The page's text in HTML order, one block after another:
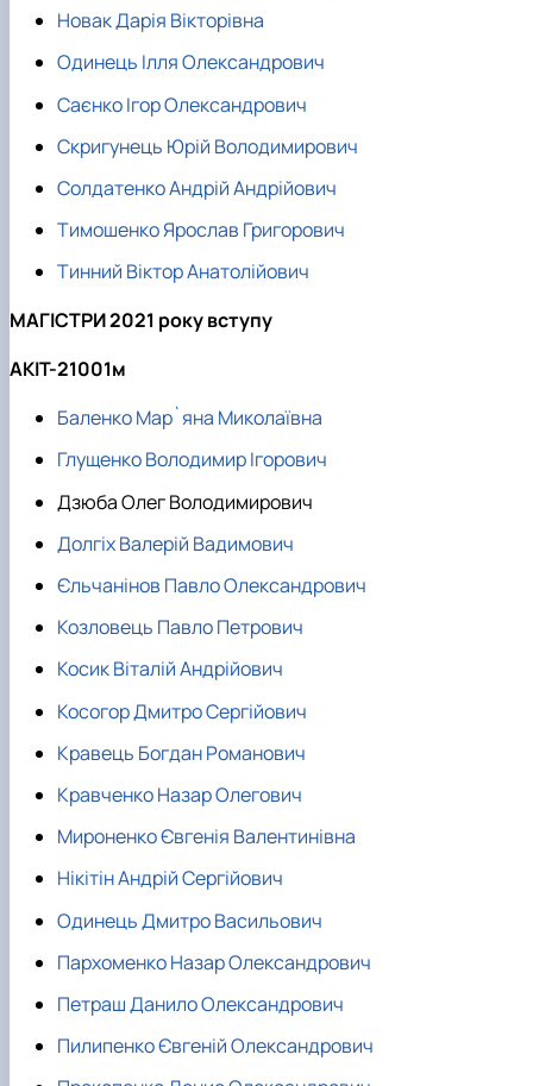
Новак Дарія Вікторівна
Одинець Ілля Олександрович
Саєнко Ігор Олександрович
Скригунець Юрій Володимирович
Солдатенко Андрій Андрійович
Тимошенко Ярослав Григорович
Тинний Віктор Анатолійович
МАГІСТРИ 2021 року вступу
АКІТ-21001м
Баленко Мар`яна Миколаївна
Глущенко Володимир Ігорович
Дзюба Олег Володимирович
Долгіх Валерій Вадимович
Єльчанінов Павло Олександрович
Козловець Павло Петрович
Косик Віталій Андрійович
Косогор Дмитро Сергійович
Кравець Богдан Романович
Кравченко Назар Олегович
Мироненко Євгенія Валентинівна
Нікітін Андрій Сергійович
Одинець Дмитро Васильович
Пархоменко Назар Олександрович
Петраш Данило Олександрович
Пилипенко Євгеній Олександрович